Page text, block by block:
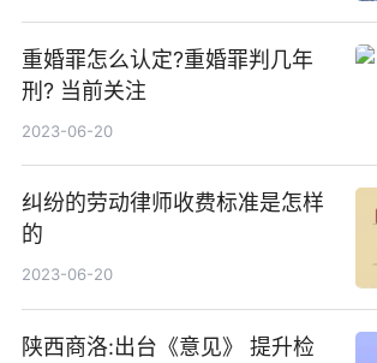
重婚罪怎么认定?重婚罪判几年
刑? 当前关注
2023-06-20
纠纷的劳动律师收费标准是怎样
的
2023-06-20
陕西商洛:出台《意见》 提升检